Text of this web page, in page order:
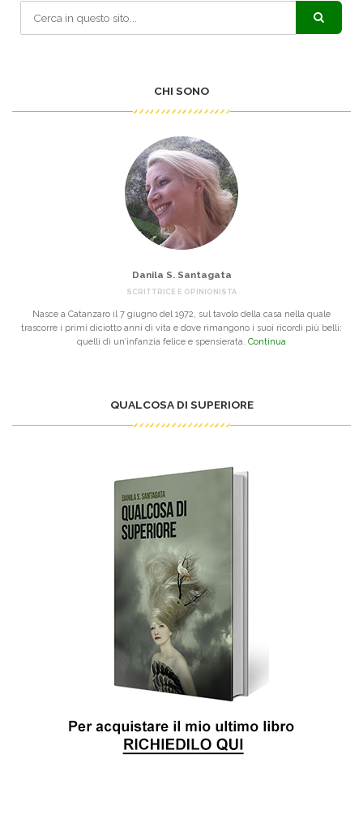
CHI SONO
Danila S. Santagata
SCRITTRICE E OPINIONISTA
Nasce a Catanzaro il 7 giugno del 1972, sul tavolo della casa nella quale
trascorre i primi diciotto anni di vita e dove rimangono i suoi ricordi più belli:
quelli di un’infanzia felice e spensierata. Continua
QUALCOSA DI SUPERIORE